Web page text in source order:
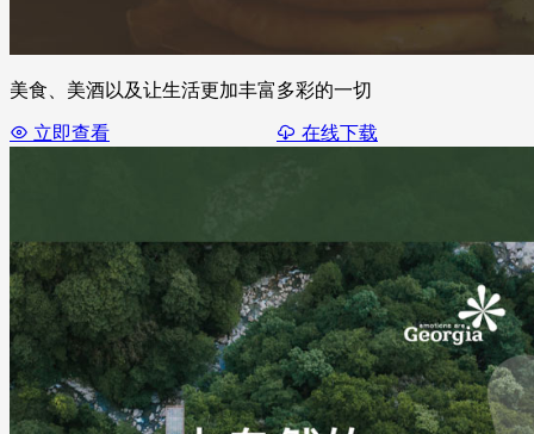
美食、美酒以及让生活更加丰富多彩的一切
立即查看 在线下载